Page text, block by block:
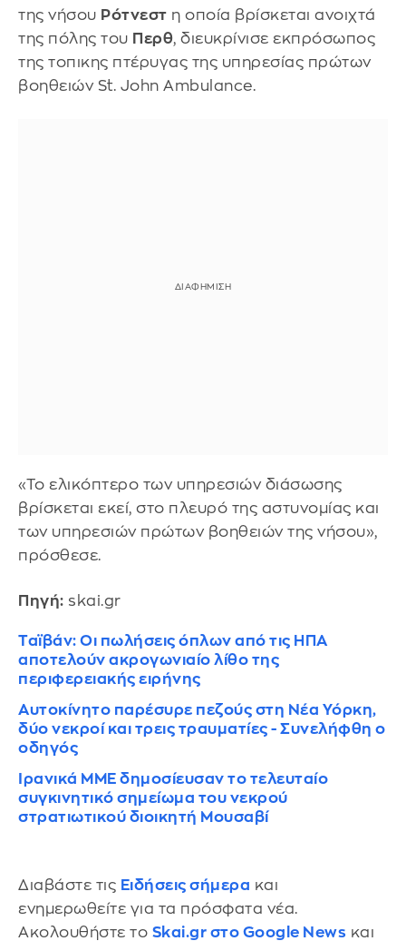
της νήσου Ρότνεστ η οποία βρίσκεται ανοιχτά
της πόλης του Περθ, διευκρίνισε εκπρόσωπος
της τοπικης πτέρυγας της υπηρεσίας πρώτων
βοηθειών St. John Ambulance.
«Το ελικόπτερο των υπηρεσιών διάσωσης
βρίσκεται εκεί, στο πλευρό της αστυνομίας και
των υπηρεσιών πρώτων βοηθειών της νήσου»,
πρόσθεσε.
Πηγή: skai.gr
Ταϊβάν: Οι πωλήσεις όπλων από τις ΗΠΑ
αποτελούν ακρογωνιαίο λίθο της
περιφερειακής ειρήνης
Αυτοκίνητο παρέσυρε πεζούς στη Νέα Υόρκη,
δύο νεκροί και τρεις τραυματίες - Συνελήφθη ο
οδηγός
Ιρανικά ΜΜΕ δημοσίευσαν το τελευταίο
συγκινητικό σημείωμα του νεκρού
στρατιωτικού διοικητή Μουσαβί
Διαβάστε τις Ειδήσεις σήμερα και
ενημερωθείτε για τα πρόσφατα νέα.
Ακολουθήστε το Skai.gr στο Google News και